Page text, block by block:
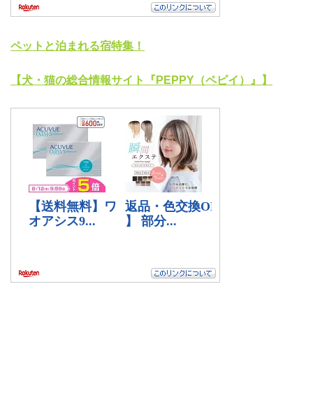
ペットと泊まれる宿特集！
【犬・猫の総合情報サイト『PEPPY（ペピイ）』】